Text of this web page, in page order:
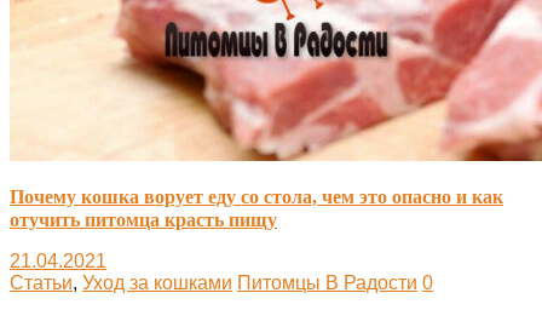
Почему кошка ворует еду со стола, чем это опасно и как
отучить питомца красть пищу
21.04.2021
Статьи, Уход за кошками Питомцы В Радости 0